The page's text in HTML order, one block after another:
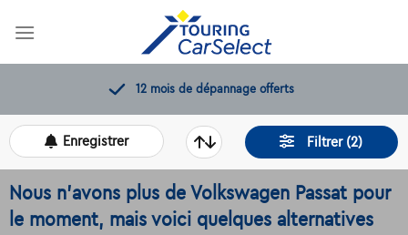
12 mois de dépannage offerts
Filtrer (2)
Enregistrer
Nous n'avons plus de Volkswagen Passat pour
le moment, mais voici quelques alternatives